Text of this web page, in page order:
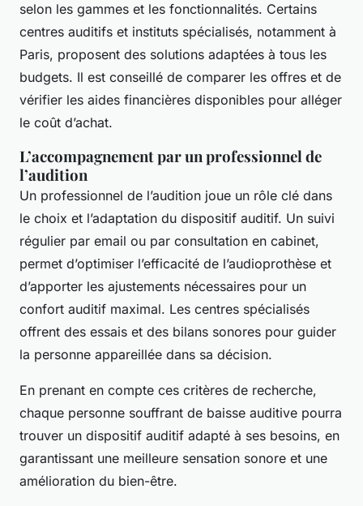
selon les gammes et les fonctionnalités. Certains
centres auditifs et instituts spécialisés, notamment à
Paris, proposent des solutions adaptées à tous les
budgets. Il est conseillé de comparer les offres et de
vérifier les aides financières disponibles pour alléger
le coût d’achat.
L’accompagnement par un professionnel de
l’audition
Un professionnel de l’audition joue un rôle clé dans
le choix et l’adaptation du dispositif auditif. Un suivi
régulier par email ou par consultation en cabinet,
permet d’optimiser l’efficacité de l’audioprothèse et
d’apporter les ajustements nécessaires pour un
confort auditif maximal. Les centres spécialisés
offrent des essais et des bilans sonores pour guider
la personne appareillée dans sa décision.
En prenant en compte ces critères de recherche,
chaque personne souffrant de baisse auditive pourra
trouver un dispositif auditif adapté à ses besoins, en
garantissant une meilleure sensation sonore et une
amélioration du bien-être.